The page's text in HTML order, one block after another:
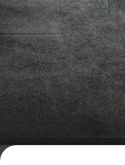
Il Brand
Architetti
LAGO Homes
News
Press
Cataloghi